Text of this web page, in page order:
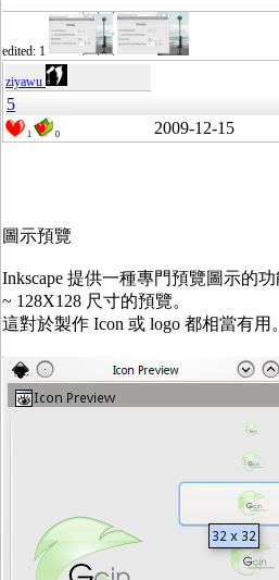
edited: 1
ziyawu
5
1 0 2009-12-15
圖示預覽
Inkscape 提供一種專門預覽圖示的
~ 128X128 尺寸的預覽。
這對於製作 Icon 或 logo 都相當有用。